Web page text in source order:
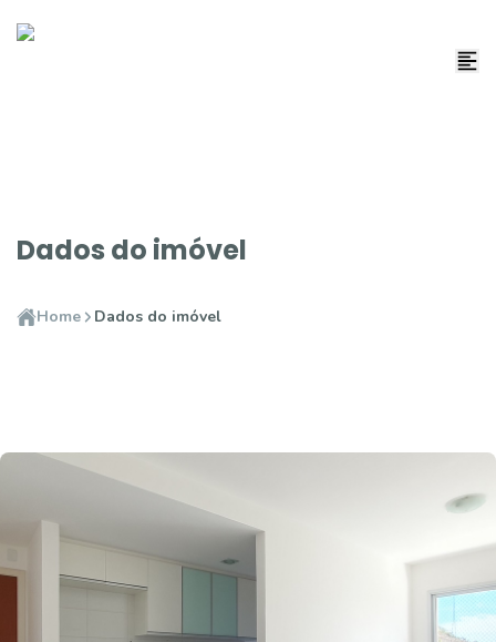
Dados do imóvel
Home Dados do imóvel